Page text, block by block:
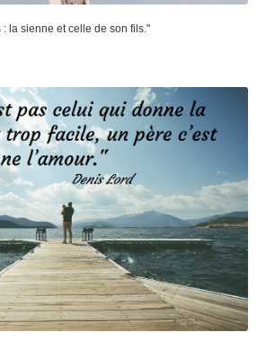
la sienne et celle de son fils."